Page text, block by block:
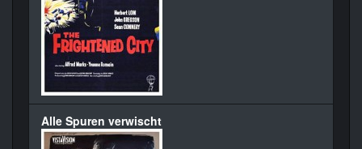
Alle Spuren verwischt